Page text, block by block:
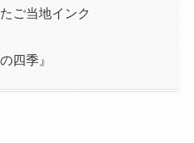
ご当地インク
四季』